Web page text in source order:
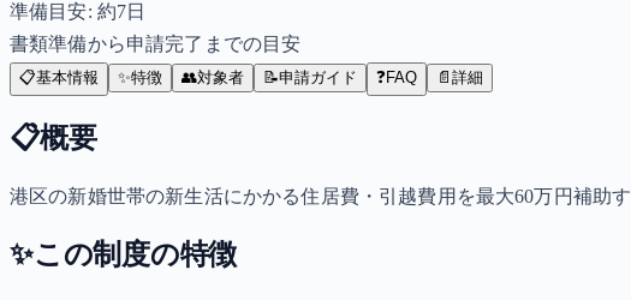
準備目安: 約7日
書類準備から申請完了までの目安
📋基本情報 ✨特徴 👥対象者 📝申請ガイド ❓FAQ 📄 詳細
📋概要
港区の新婚世帯の新生活にかかる住居費・引越費用を最大60万円補助
✨この制度の特徴